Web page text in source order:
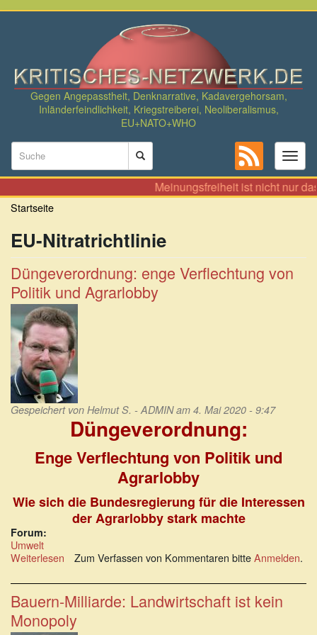
Direkt
Gegen Angepasstheit, Denknarrative, Kadavergehorsam,
Inländerfeindlichkeit, Kriegstreiberei, Neoliberalismus,
EU+NATO+WHO
Suchformular
Suche
Meinungsfreiheit ist nicht nur
Startseite
EU-Nitratrichtlinie
Düngeverordnung: enge Verflechtung von
Politik und Agrarlobby
Gespeichert von Helmut S. - ADMINam 4. Mai 2020 - 9:47
Düngeverordnung:
Enge Verflechtung von Politik und
Agrarlobby
Wie sich die Bundesregierung für die Interessen
der Agrarlobby stark machte
Forum:
Umwelt
Weiterlesen über
enge
Verflechtung
von
Politik
Zum Verfassen von Kommentaren bitteAnmelden.
Bauern-Milliarde: Landwirtschaft ist kein
Monopoly